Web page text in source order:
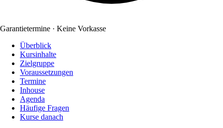
Garantietermine · Keine Vorkasse
Überblick
Kursinhalte
Zielgruppe
Voraussetzungen
Termine
Inhouse
Agenda
Häufige Fragen
Kurse danach